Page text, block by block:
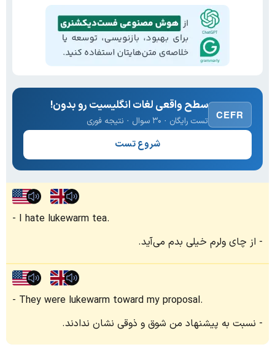
CEFR
سطح واقعی لغات انگلیسیت رو بدون!
تست رایگان · ۳۰ سوال · نتیجه فوری
شروع تست
I hate lukewarm tea.
از چای ولرم خیلی بدم می‌آید.
They were lukewarm toward my proposal.
نسبت به پیشنهاد من شوق و ذوقی نشان ندادند.